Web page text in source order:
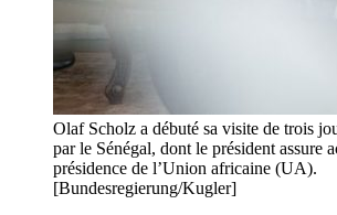
Olaf Scholz a débuté sa visite de trois
par le Sénégal, dont le président assure
présidence de l’Union africaine (UA).
[Bundesregierung/Kugler]